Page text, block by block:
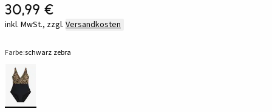
30,99 €
inkl. MwSt., zzgl. Versandkosten
Farbe:schwarz zebra